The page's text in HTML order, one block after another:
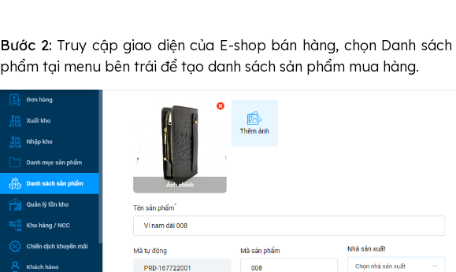
Bước 2: Truy cập giao diện của E-shop bán hàng, chọn Danh sách
phẩm tại menu bên trái để tạo danh sách sản phẩm mua hàng.